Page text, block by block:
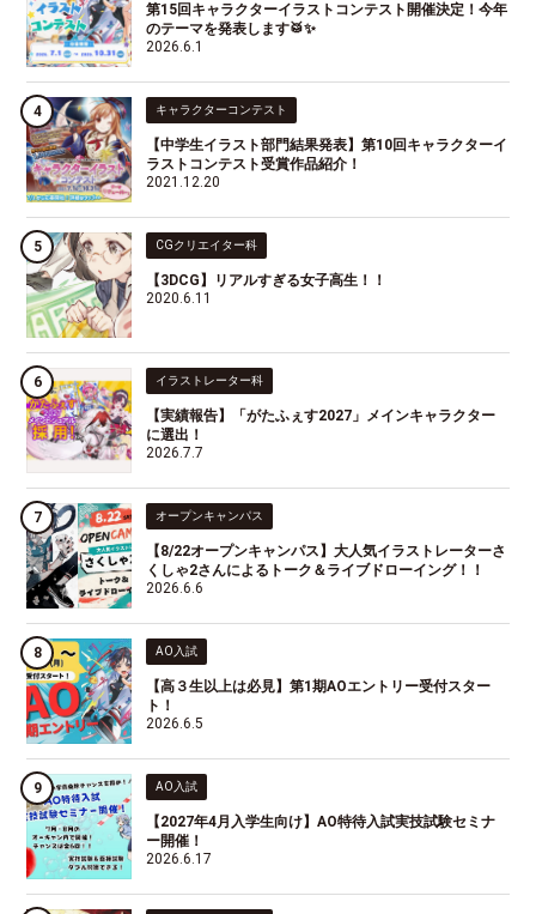
第15回キャラクターイラストコンテスト開催決定！今年
のテーマを発表します🥁✨
2026.6.1
キャラクターコンテスト
【中学生イラスト部門結果発表】第10回キャラクターイ
ラストコンテスト受賞作品紹介！
2021.12.20
CGクリエイター科
【3DCG】リアルすぎる女子高生！！
2020.6.11
イラストレーター科
【実績報告】「がたふぇす2027」メインキャラクター
に選出！
2026.7.7
オープンキャンパス
【8/22オープンキャンパス】大人気イラストレーターさ
くしゃ2さんによるトーク＆ライブドローイング！！
2026.6.6
AO入試
【高３生以上は必見】第1期AOエントリー受付スター
ト！
2026.6.5
AO入試
【2027年4月入学生向け】AO特待入試実技試験セミナ
ー開催！
2026.6.17